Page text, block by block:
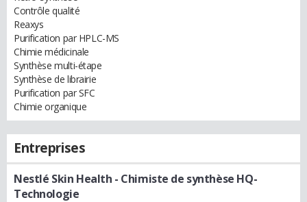
Contrôle qualité
Reaxys
Purification par HPLC-MS
Chimie médicinale
Synthèse multi-étape
Synthèse de librairie
Purification par SFC
Chimie organique
Entreprises
Nestlé Skin Health - Chimiste de synthèse HQ-
Technologie